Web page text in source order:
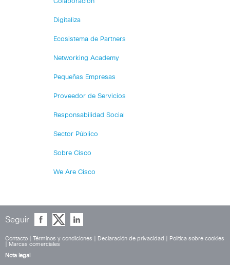
Digitaliza
Ecosistema de Partners
Networking Academy
Pequeñas Empresas
Proveedor de Servicios
Responsabilidad Social
Sector Público
Sobre Cisco
We Are Cisco
Seguir
Contacto Términos y condiciones Declaración de privacidad
Política sobre cookies
Marcas comerciales
Nota legal